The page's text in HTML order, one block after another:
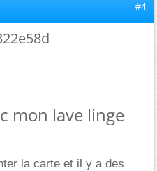
#4
mon lave linge
la carte et il y a des